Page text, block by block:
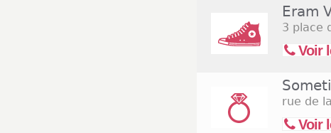
Eram
3 place
Voir
rue de
Voir